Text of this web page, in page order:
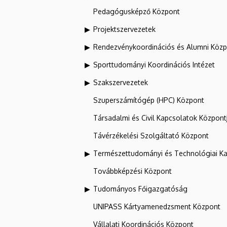
Pedagógusképző Központ
Projektszervezetek
Rendezvénykoordinációs és Alumni
Sporttudományi Koordinációs Intézet
Szakszervezetek
Szuperszámítógép (HPC) Központ
Társadalmi és Civil Kapcsolatok
Távérzékelési Szolgáltató Központ
Természettudományi és Technológiai
Továbbképzési Központ
Tudományos Főigazgatóság
UNIPASS Kártyamenedzsment Központ
Vállalati Koordinációs Központ